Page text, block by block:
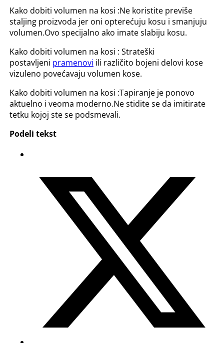
Kako dobiti volumen na kosi :Ne koristite previše
staljing proizvoda jer oni opterećuju kosu i smanjuju
volumen.Ovo specijalno ako imate slabiju kosu.
Kako dobiti volumen na kosi : Strateški
postavljeni pramenovi ili različito bojeni delovi kose
vizuleno povećavaju volumen kose.
Kako dobiti volumen na kosi :Tapiranje je ponovo
aktuelno i veoma moderno.Ne stidite se da imitirate
tetku kojoj ste se podsmevali.
Podeli tekst